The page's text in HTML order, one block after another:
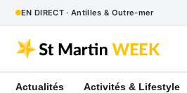
EN DIRECT · Antilles & Outre-mer
Actualités Activités & Lifestyle